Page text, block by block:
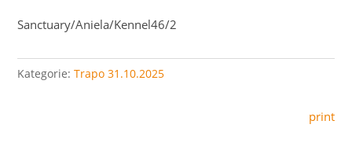
Sanctuary/Aniela/Kennel46/2
Kategorie:Trapo 31.10.2025
print